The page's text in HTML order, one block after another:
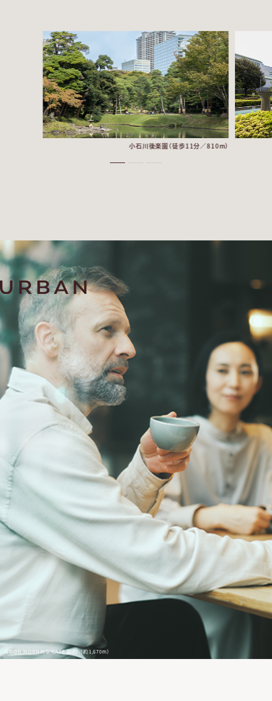
２回目以降パスワード不要でログイン可能
初回ログインが完了すると、閲覧用のメールが届きます。
ボタンを押すだけで、パスワードなしで閲覧いただけます。
● URLをブックマークしていただくと次回以降スムーズです。
小石川後楽園（徒歩11分／810m）
GOOD MORNING CAFE 錦町（約1,670m）